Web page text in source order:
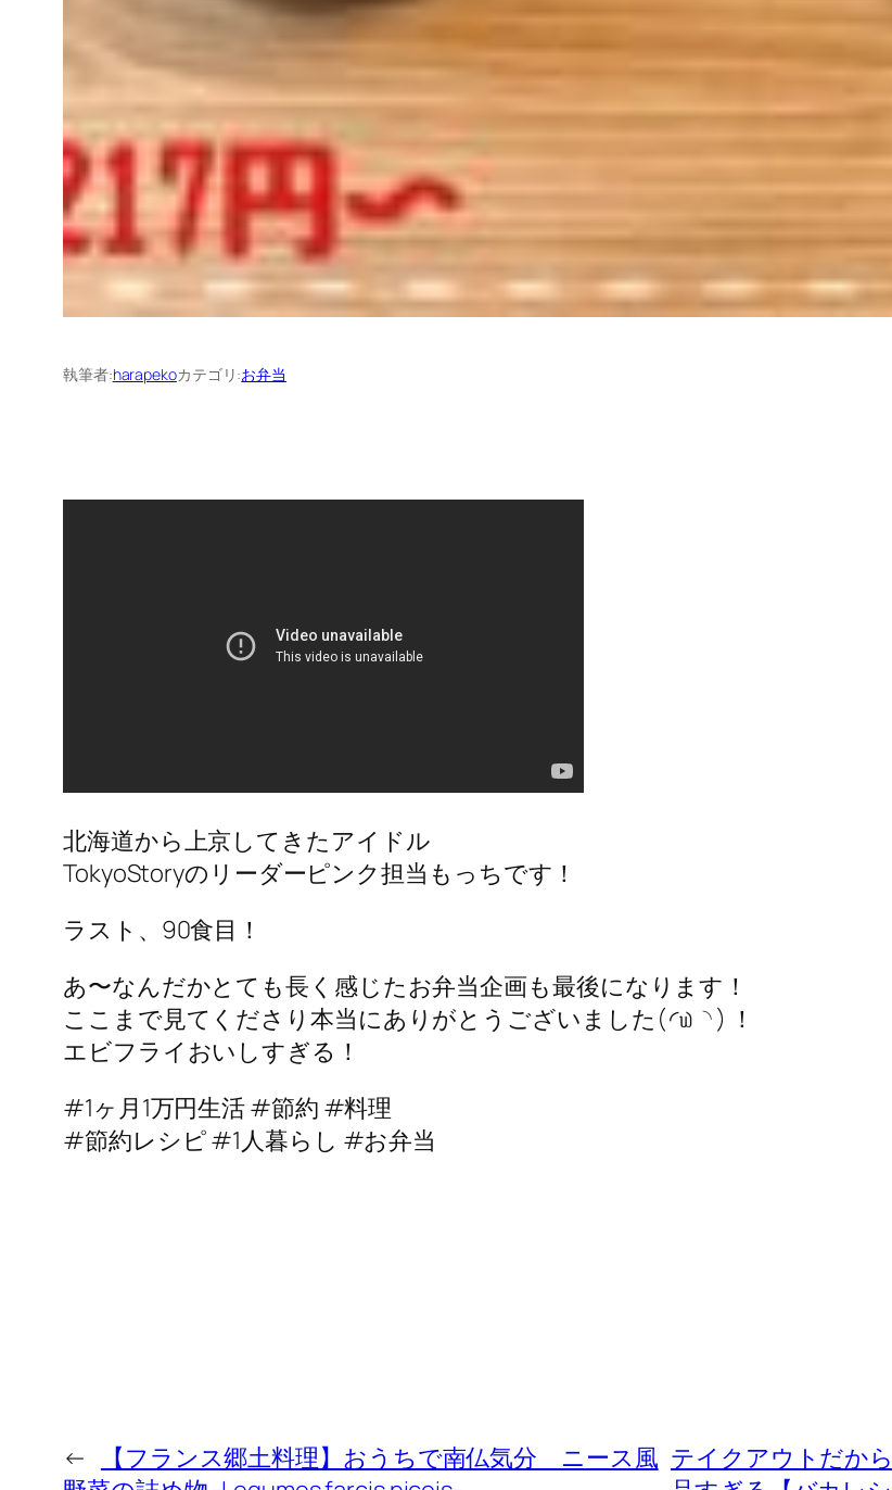
執筆者:harapekoカテゴリ:お弁当
北海道から上京してきたアイドル
TokyoStoryのリーダーピンク担当もっちです！
ラスト、90食目！
あ〜なんだかとても長く感じたお弁当企画も最後になります！
ここまで見てくださり本当にありがとうございました‪( ◜௰◝ ) ！
エビフライおいしすぎる！
#1ヶ月1万円生活 #節約 #料理
#節約レシピ #1人暮らし #お弁当
←
【フランス郷土料理】おうちで南仏気分 ニース風 テイクアウトだか